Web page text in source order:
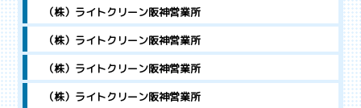
（株）ライトクリーン阪神営業所
（株）ライトクリーン阪神営業所
（株）ライトクリーン阪神営業所
（株）ライトクリーン阪神営業所